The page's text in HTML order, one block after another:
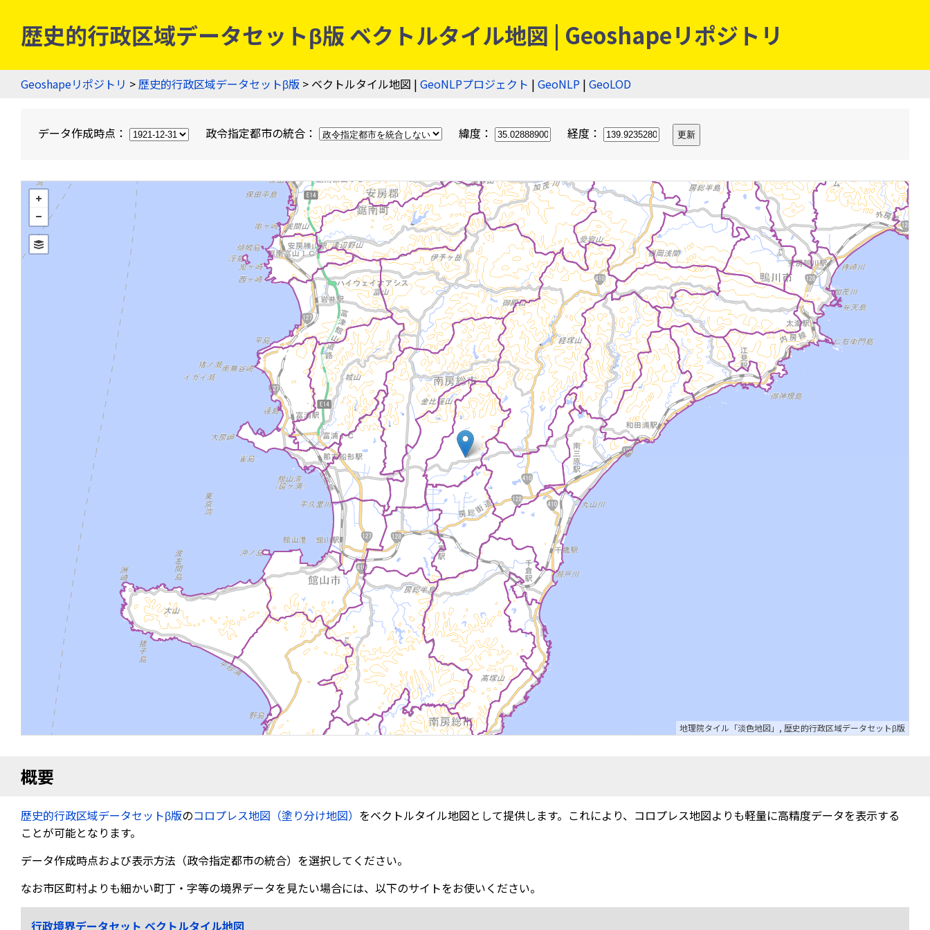
歴史的行政区域データセットβ版 ベクトルタイル地図 | Geoshapeリポジトリ
Geoshapeリポジトリ >歴史的行政区域データセットβ版 > ベクトルタイル地図 | GeoNLPプロジェクト | GeoNLP | GeoLOD
データ作成時点： 政令指定都市の統合： 緯度： 経度：
地理院タイル「淡色地図」 , 歴史的行政区域データセットβ版
概要
歴史的行政区域データセットβ版のコロプレス地図（塗り分け地図） をベクトルタイル地図として提供します。これにより、コロプレス地図よりも軽量に高精度データを表示する
ことが可能となります。
データ作成時点および表示方法（政令指定都市の統合）を選択してください。
なお市区町村よりも細かい町丁・字等の境界データを見たい場合には、以下のサイトをお使いください。
行政境界データセット ベクトルタイル地図